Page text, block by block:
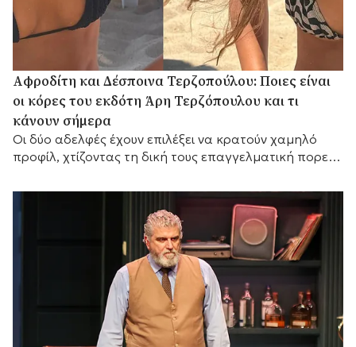
Αφροδίτη και Δέσποινα Τερζοπούλου: Ποιες είναι
οι κόρες του εκδότη Άρη Τερζόπουλου και τι
κάνουν σήμερα
Οι δύο αδελφές έχουν επιλέξει να κρατούν χαμηλό
προφίλ, χτίζοντας τη δική τους επαγγελματική πορεία,
πατέρα τους,